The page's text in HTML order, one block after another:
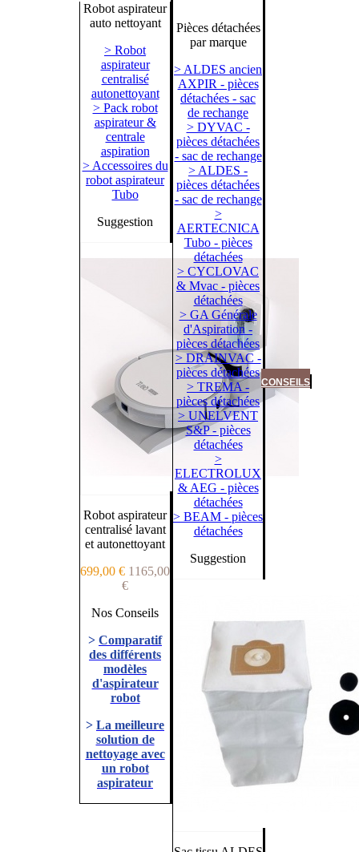
Robot aspirateur
auto nettoyant
> Robot
aspirateur
centralisé
autonettoyant
> Pack robot
aspirateur &
centrale
aspiration
> Accessoires du
robot aspirateur
Tubo
Suggestion
Robot aspirateur
centralisé lavant
et autonettoyant
699,00 € 1165,00
€
Nos Conseils
> Comparatif
des différents
modèles
d'aspirateur
robot
> La meilleure
solution de
nettoyage avec
un robot
aspirateur
Pièces détachées
par marque
> ALDES ancien
AXPIR - pièces
détachées - sac
de rechange
> DYVAC -
pièces détachées
- sac de rechange
> ALDES -
pièces détachées
- sac de rechange
>
AERTECNICA
Tubo - pièces
détachées
> CYCLOVAC
& Mvac - pièces
détachées
> GA Générale
d'Aspiration -
pièces détachées
> DRAINVAC -
pièces détachées
> TREMA -
pièces détachées
> UNELVENT
S&P - pièces
détachées
>
ELECTROLUX
& AEG - pièces
détachées
> BEAM - pièces
détachées
Suggestion
CONSEILS